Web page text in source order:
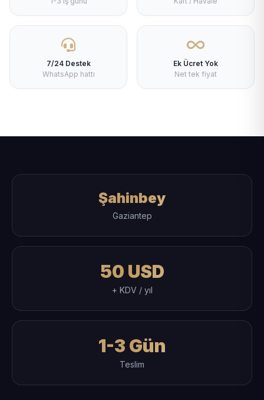
7/24 Destek
WhatsApp hattı
Ek Ücret Yok
Net tek fiyat
Şahinbey
Gaziantep
50 USD
+ KDV / yıl
1-3 Gün
Teslim